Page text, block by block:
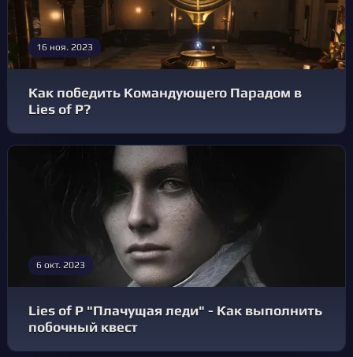
16 ноя. 2023
Как победить Командующего Парадом в
Lies of P?
6 окт. 2023
Lies of P "Плачущая леди" - Как выполнить
побочный квест